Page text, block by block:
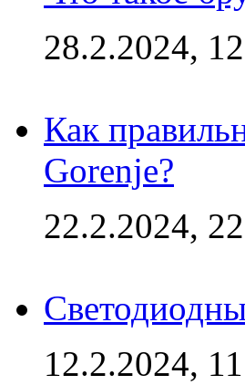
28.2.2024,
Как
Gorenje?
22.2.2024,
12.2.2024,